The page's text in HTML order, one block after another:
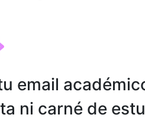
email
ni carné de